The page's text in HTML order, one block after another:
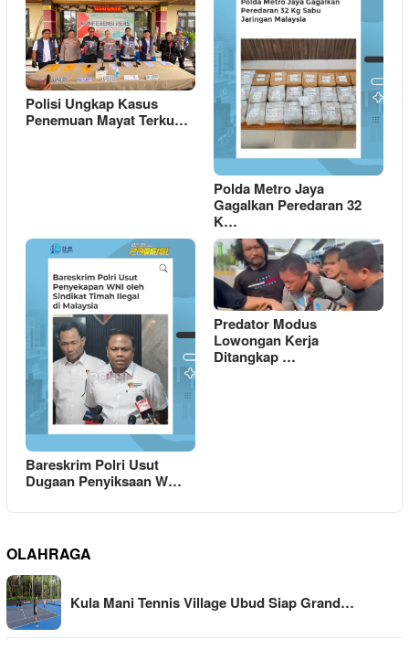
Polisi Ungkap Kasus
Penemuan Mayat Terku…
Polda Metro Jaya
Gagalkan Peredaran 32
K…
Bareskrim Polri Usut
Dugaan Penyiksaan W…
Predator Modus
Lowongan Kerja
Ditangkap …
OLAHRAGA
Kula Mani Tennis Village Ubud Siap Grand…